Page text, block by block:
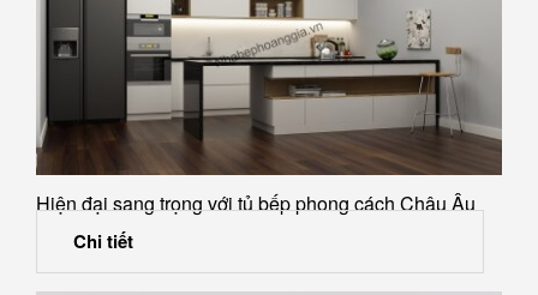
Hiện đại sang trọng với tủ bếp phong cách Châu Âu
Chi tiết